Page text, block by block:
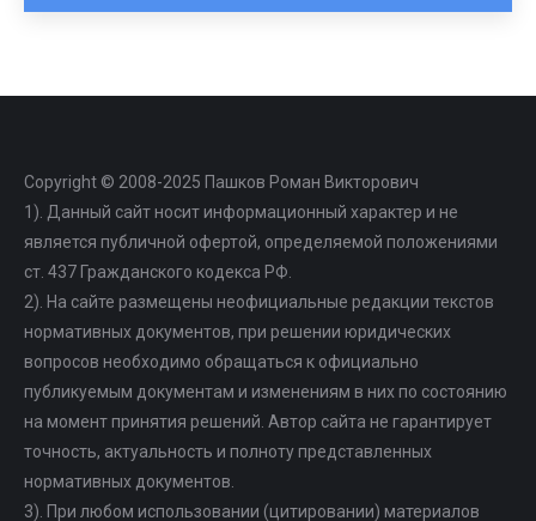
Copyright © 2008-2025 Пашков Роман Викторович
1). Данный сайт носит информационный характер и не
является публичной офертой, определяемой положениями
ст. 437 Гражданского кодекса РФ.
2). На сайте размещены неофициальные редакции текстов
нормативных документов, при решении юридических
вопросов необходимо обращаться к официально
публикуемым документам и изменениям в них по состоянию
на момент принятия решений. Автор сайта не гарантирует
точность, актуальность и полноту представленных
нормативных документов.
3). При любом использовании (цитировании) материалов